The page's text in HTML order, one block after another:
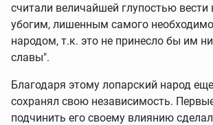
считали величайшей глупостью вести
убогим, лишенным самого
народом, т.к. это не принесло бы им
славы".
Благодаря этому лопарский народ
сохранял свою независимость.
подчинить его своему влиянию